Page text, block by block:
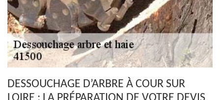
DESSOUCHAGE D’ARBRE À COUR SUR